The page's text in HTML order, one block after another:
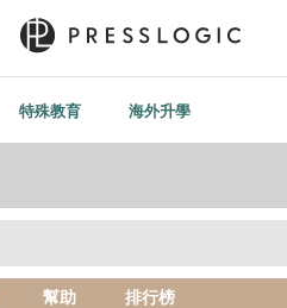
特殊教育 海外升學
幫助 排行榜